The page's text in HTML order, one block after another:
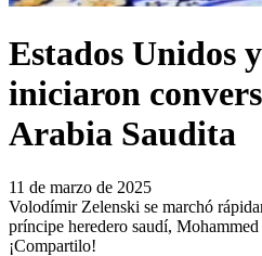
Estados Unidos
iniciaron
Arabia Saudita
11 de marzo de 2025
Volodímir Zelenski se marchó
príncipe heredero saudí,
¡Compartilo!